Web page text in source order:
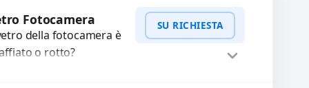
con
WhatsApp
Fotocamera
della fotocamera è
o rotto?
SU RICHIESTA